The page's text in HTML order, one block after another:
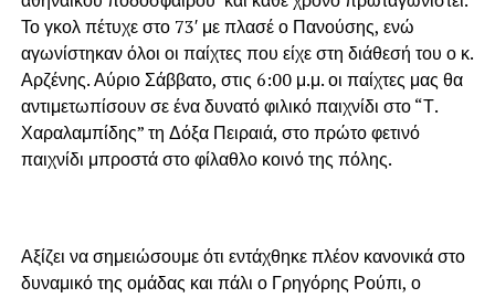
Το γκολ πέτυχε στο 73′ με πλασέ ο Πανούσης, ενώ
αγωνίστηκαν όλοι οι παίχτες που είχε στη διάθεσή του ο κ.
Αρζένης. Αύριο Σάββατο, στις 6:00 μ.μ. οι παίχτες μας θα
αντιμετωπίσουν σε ένα δυνατό φιλικό παιχνίδι στο “Τ.
Χαραλαμπίδης” τη Δόξα Πειραιά, στο πρώτο φετινό
παιχνίδι μπροστά στο φίλαθλο κοινό της πόλης.
Αξίζει να σημειώσουμε ότι εντάχθηκε πλέον κανονικά στο
δυναμικό της ομάδας και πάλι ο Γρηγόρης Ρούπι, ο